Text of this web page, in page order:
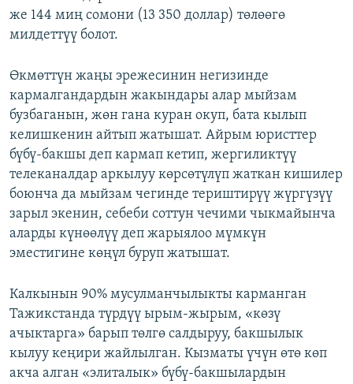
же 144 миң сомони (13 350 доллар) төлөөгө
милдеттүү болот.
Өкмөттүн жаңы эрежесинин негизинде
кармалгандардын жакындары алар мыйзам
бузбаганын, жөн гана куран окуп, бата кылып
келишкенин айтып жатышат. Айрым юристтер
бүбү-бакшы деп кармап кетип, жергиликтүү
телеканалдар аркылуу көрсөтүлүп жаткан кишилер
боюнча да мыйзам чегинде териштирүү жүргүзүү
зарыл экенин, себеби соттун чечими чыкмайынча
аларды күнөөлүү деп жарыялоо мүмкүн
эместигине көңүл буруп жатышат.
Калкынын 90% мусулманчылыкты карманган
Тажикстанда түрдүү ырым-жырым, «көзү
ачыктарга» барып төлгө салдыруу, бакшылык
кылуу кеңири жайлылган. Кызматы үчүн өтө көп
акча алган «элиталык» бүбү-бакшылардын